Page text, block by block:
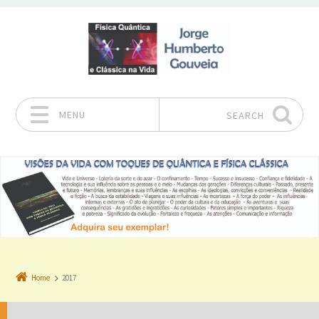
MENU SEARCH
Home 2017